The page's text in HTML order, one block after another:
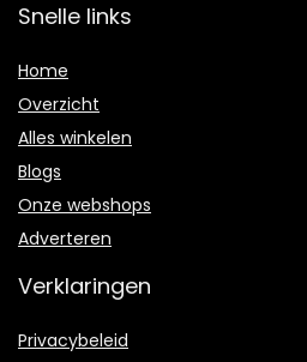
Snelle links
Home
Overzicht
Alles winkelen
Blogs
Onze webshops
Adverteren
Verklaringen
Privacybeleid